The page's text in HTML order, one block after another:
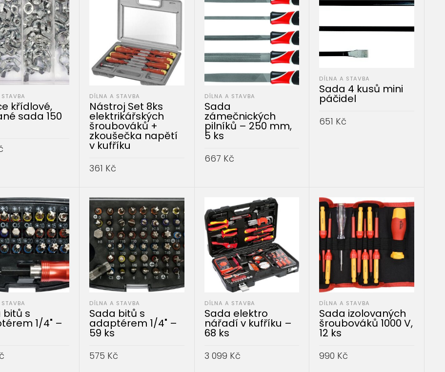
křídlové,
sada 150
DÍLNA A STAVBA
Nástroj Set 8ks
elektrikářských
šroubováků +
zkoušečka napětí
v kufříku
361 Kč
DÍLNA A STAVBA
Sada
zámečnických
pilníků – 250 mm,
5 ks
667 Kč
DÍLNA A STAVBA
Sada 4 kusů mini
páčidel
651 Kč
bitů s
1/4" –
DÍLNA A STAVBA
Sada bitů s
adaptérem 1/4" –
59 ks
575 Kč
DÍLNA A STAVBA
Sada elektro
nářadí v kufříku –
68 ks
3 099 Kč
DÍLNA A STAVBA
Sada izolovaných
šroubováků 1000 V,
12 ks
990 Kč